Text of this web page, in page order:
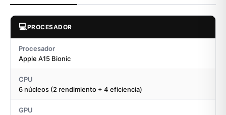
💻PROCESADOR
Procesador
Apple A15 Bionic
CPU
6 núcleos (2 rendimiento + 4 eficiencia)
GPU